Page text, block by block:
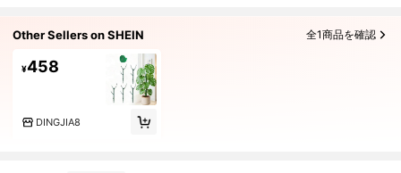
Other Sellers on SHEIN 全1商品を確認
¥458
DINGJIA8